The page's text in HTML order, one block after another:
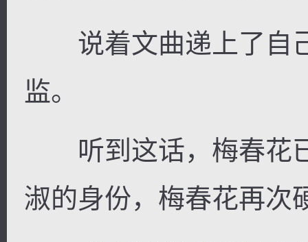
说着文曲递上了自
监。
听到这话，梅春花
淑的身份，梅春花再次